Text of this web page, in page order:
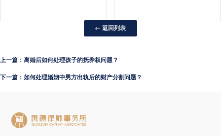
← 返回列表
上一篇：离婚后如何处理孩子的抚养权问题？
下一篇：如何处理婚姻中男方出轨后的财产分割问题？